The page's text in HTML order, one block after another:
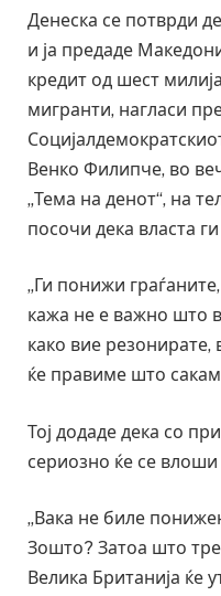
Денеска се потврди
и ја предаде
кредит од шест
мигранти, нагласи
Венко Филипче, во
„Тема на денот“, на
посочи дека власта
„Ги понижи
кажа не е важно што
како вие резонирате,
ќе правиме што
Тој додаде дека со
сериозно ќе се
„Вака не биле
Зошто? Затоа што
Велика Британија ќе